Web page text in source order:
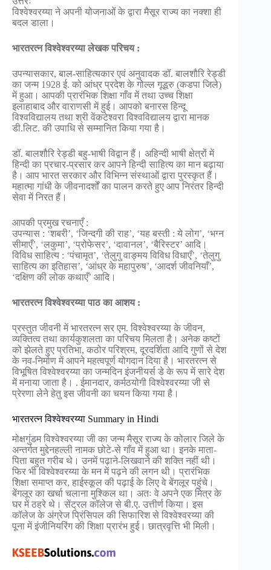
विश्वेश्वरय्या ने अपनी योजनाओं के द्वारा मैसूर राज्य का नक्शा ही
बदल डाला।
भारतरत्न विश्वेश्वरय्या लेखक परिचय :
उपन्यासकार, बाल-साहित्यकार एवं अनुवादक डॉ. बालशौरि रेड्डी
का जन्म 1928 ई. को आंध्र प्रदेश के गोल्ल गूडूरु (कडपा जिले)
में हुआ। आपकी प्रारंभिक शिक्षा गाँव में तथा उच्च शिक्षा
इलाहाबाद और वाराणसी में हुई। आपको बनारस हिन्दू
विश्वविद्यालय तथा श्री वेंकटेश्वरा विश्वविद्यालय द्वारा मानक
डी.लिट. की उपाधि से सम्मानित किया गया है।
डॉ. बालशौरि रेड्डी बहु-भाषी विद्वान हैं। अहिन्दी भाषी क्षेत्रों में
हिन्दी का प्रचार-प्रसार कर आपने हिन्दी साहित्य का मान बढ़ाया
है। आप भारत सरकार और विभिन्न संस्थाओं द्वारा पुरस्कृत हैं।
महात्मा गांधी के जीवनादर्शों का पालन करते हुए आप निरंतर हिन्दी
सेवा में निरत हैं।
आपकी प्रमुख रचनाएँ :
उपन्यास : ‘शबरी’, ‘जिन्दगी की राह’, ‘यह बस्ती : ये लोग’, ‘भग्न
सीमाएँ’, ‘लकुमा’, ‘प्रोफेसर’, ‘दावानल’, ‘बैरिस्टर’ आदि।
विविध साहित्य : ‘पंचामृत’, ‘तेलुगु वाङ्मय विविध विधाएँ’, ‘तेलुगु
साहित्य का इतिहास’, ‘आंध्र के महापुरुष’, ‘आदर्श जीवनियाँ’,
‘दक्षिण की लोक कथाएँ’ आदि।
भारतरत्न विश्वेश्वरय्या पाठ का आशय :
प्रस्तुत जीवनी में भारतरत्न सर एम. विश्वेश्वरय्या के जीवन,
व्यक्तित्व तथा कार्यकुशलता का परिचय मिलता है। अनेक कष्टों
को झेलते हुए प्रतिभा, कठोर परिश्रम, दूरदर्शिता आदि गुणों से देश
के नव-निर्माण में आपने महत्वपूर्ण योगदान दिया है। भारतरत्न से
विभूषित विश्वेश्वरय्या का जन्मदिन इंजनीयर्स डे के रूप में सारे देश
में मनाया जाता है। . ईमानदार, कर्मठयोगी विश्वेश्वरय्या जी से
प्रेरणा लेने हेतु इस जीवनी का चयन किया गया है।
भारतरत्न विश्वेश्वरय्या Summary in Hindi
मोक्षगुंडम विश्वेश्वरय्या जी का जन्म मैसूर राज्य के कोलार जिले के
अन्तर्गत मुद्देनहल्ली नामक छोटे-से गाँव में हुआ था। इनके माता-
पिता बहुत गरीब थे। उनमें पढ़ाने-लिखवाने की शक्ति नहीं थी।
फिर भी विश्वेश्वरय्या के मन में पढ़ने की लगन थी। प्रारंभिक
शिक्षा समाप्त कर, हाईस्कूल की पढ़ाई के लिए वे बेंगलूर पहुंचे।
बेंगलूर का खर्चा चलाना मुश्किल था। अतः वे अपने एक मित्र के
घर में ठहरे थे। सेंट्रल कॉलेज से बी.ए. उत्तीर्ण किया। इस
कॉलेज के अंग्रेज प्रिंसिपल की सिफारिश से विश्वेश्वरय्या की
पूना में इंजीनियरिंग की शिक्षा प्रारंभ हुई। छात्रवृत्ति भी मिली।